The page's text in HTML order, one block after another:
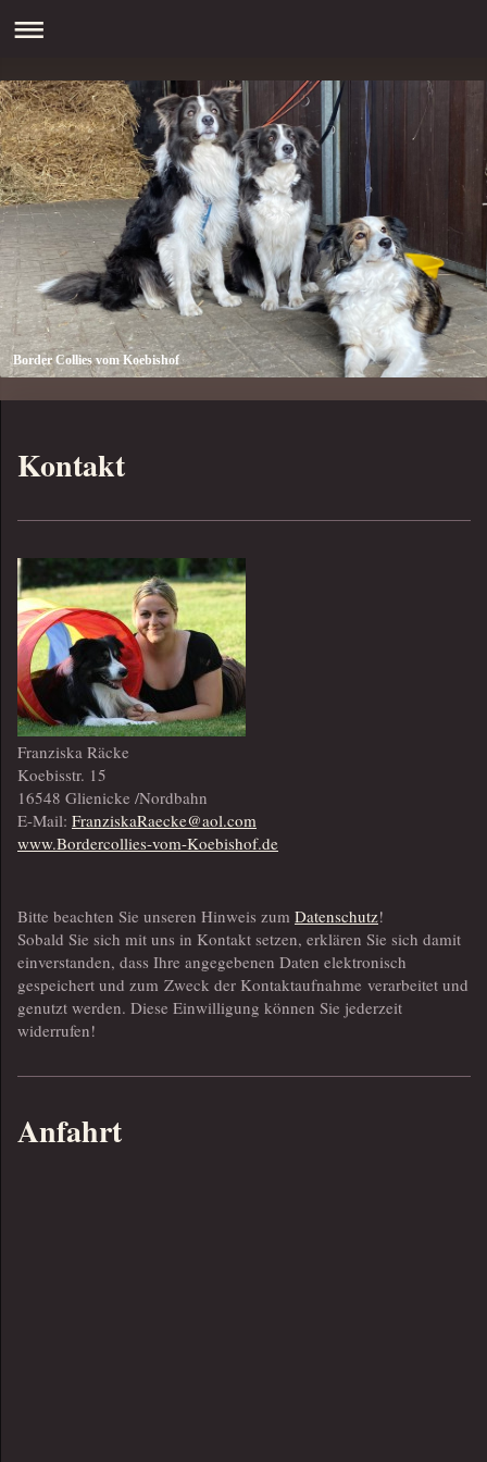
Border Collies vom Koebishof
Kontakt
Franziska Räcke
Koebisstr. 15
16548 Glienicke /Nordbahn
E-Mail: FranziskaRaecke@aol.com
www.Bordercollies-vom-Koebishof.de
Bitte beachten Sie unseren Hinweis zum Datenschutz!
Sobald Sie sich mit uns in Kontakt setzen, erklären Sie sich damit
einverstanden, dass Ihre angegebenen Daten elektronisch
gespeichert und zum Zweck der Kontaktaufnahme verarbeitet und
genutzt werden. Diese Einwilligung können Sie jederzeit
widerrufen!
Anfahrt